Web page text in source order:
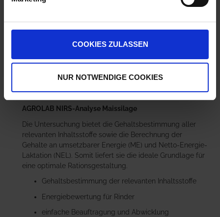
COOKIES ZULASSEN
NUR NOTWENDIGE COOKIES
zzgl. 19% MwSt.,zzgl.
WARENKORB
AGROLAB NIRS-Analyse Maissilage
Die Untersuchung bietet die Gehaltsbestimmung aller
relevanten Inhaltsstoffe sowie die Berechnung der
Gehalte an umsetzbarer Energie (ME) und Netto-Energie-
Laktation (NEL). Somit liefert sie die ideale Grundlage für
eine optimale Rationsgestaltung.
Gehaltsbestimmung der relevanten Inhaltsstoffe
Energiebewertung für Rinder
einfache Beauftragung und Abwicklung